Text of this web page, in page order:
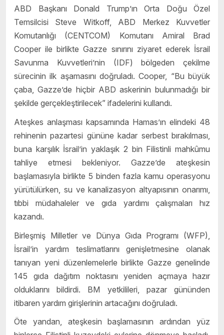
ABD Başkanı Donald Trump’ın Orta Doğu Özel
Temsilcisi Steve Witkoff, ABD Merkez Kuvvetler
Komutanlığı (CENTCOM) Komutanı Amiral Brad
Cooper ile birlikte Gazze sınırını ziyaret ederek İsrail
Savunma Kuvvetleri’nin (IDF) bölgeden çekilme
sürecinin ilk aşamasını doğruladı. Cooper, “Bu büyük
çaba, Gazze’de hiçbir ABD askerinin bulunmadığı bir
şekilde gerçekleştirilecek” ifadelerini kullandı.
Ateşkes anlaşması kapsamında Hamas’ın elindeki 48
rehinenin pazartesi gününe kadar serbest bırakılması,
buna karşılık İsrail’in yaklaşık 2 bin Filistinli mahkûmu
tahliye etmesi bekleniyor. Gazze’de ateşkesin
başlamasıyla birlikte 5 binden fazla kamu operasyonu
yürütülürken, su ve kanalizasyon altyapısının onarımı,
tıbbi müdahaleler ve gıda yardımı çalışmaları hız
kazandı.
Birleşmiş Milletler ve Dünya Gıda Programı (WFP),
İsrail’in yardım teslimatlarını genişletmesine olanak
tanıyan yeni düzenlemelerle birlikte Gazze genelinde
145 gıda dağıtım noktasını yeniden açmaya hazır
olduklarını bildirdi. BM yetkilileri, pazar gününden
itibaren yardım girişlerinin artacağını doğruladı.
Öte yandan, ateşkesin başlamasının ardından yüz